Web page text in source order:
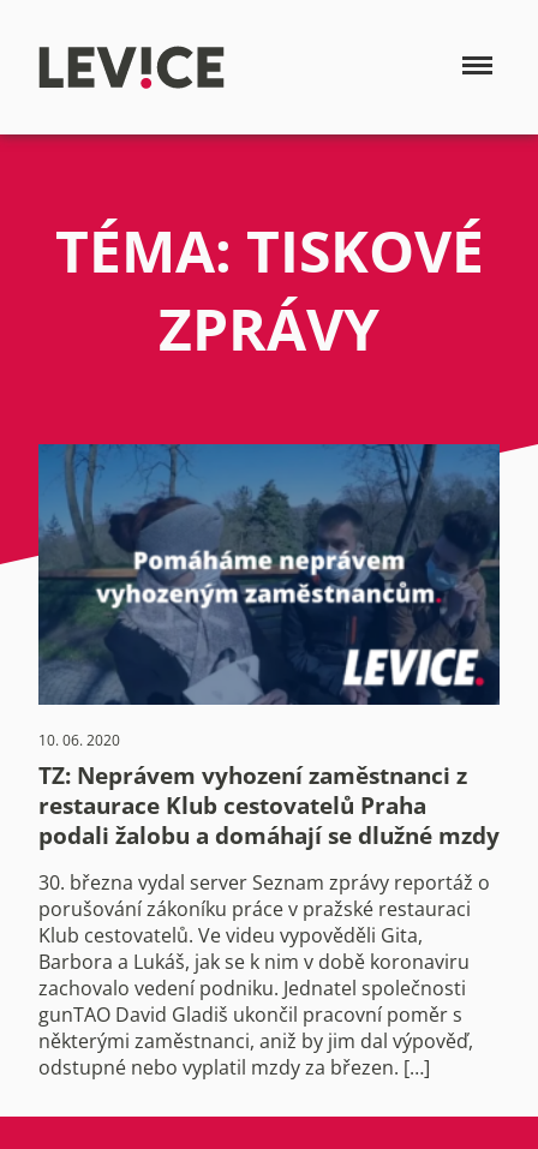
TÉMA: TISKOVÉ
ZPRÁVY
10. 06. 2020
TZ: Neprávem vyhození zaměstnanci z
restaurace Klub cestovatelů Praha
podali žalobu a domáhají se dlužné mzdy
30. března vydal server Seznam zprávy reportáž o
porušování zákoníku práce v pražské restauraci
Klub cestovatelů. Ve videu vypověděli Gita,
Barbora a Lukáš, jak se k nim v době koronaviru
zachovalo vedení podniku. Jednatel společnosti
gunTAO David Gladiš ukončil pracovní poměr s
některými zaměstnanci, aniž by jim dal výpověď,
odstupné nebo vyplatil mzdy za březen. […]